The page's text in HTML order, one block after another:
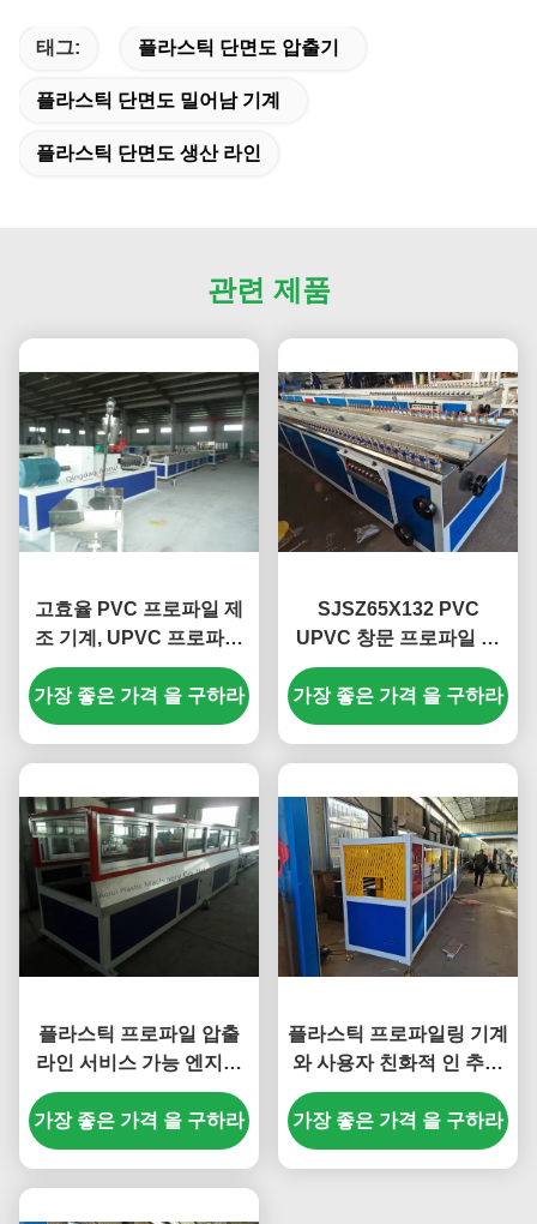
태그: 플라스틱 단면도 압출기
플라스틱 단면도 밀어남 기계
플라스틱 단면도 생산 라인
관련 제품
고효율 PVC 프로파일 제
조 기계, UPVC 프로파일
용 원추형 트윈 스크류 압
출기
가장 좋은 가격 을 구하라
SJSZ65X132 PVC
UPVC 창문 프로파일 추
출 라인, 완전 자동 PVC
창문 프로파일 기계
가장 좋은 가격 을 구하라
플라스틱 프로파일 압출
라인 서비스 가능 엔지니
어 (38 Moaia 스크류 재질,
SJSZ65X132 스크류 직
경)
가장 좋은 가격 을 구하라
플라스틱 프로파일링 기계
와 사용자 친화적 인 추출
기계
가장 좋은 가격 을 구하라